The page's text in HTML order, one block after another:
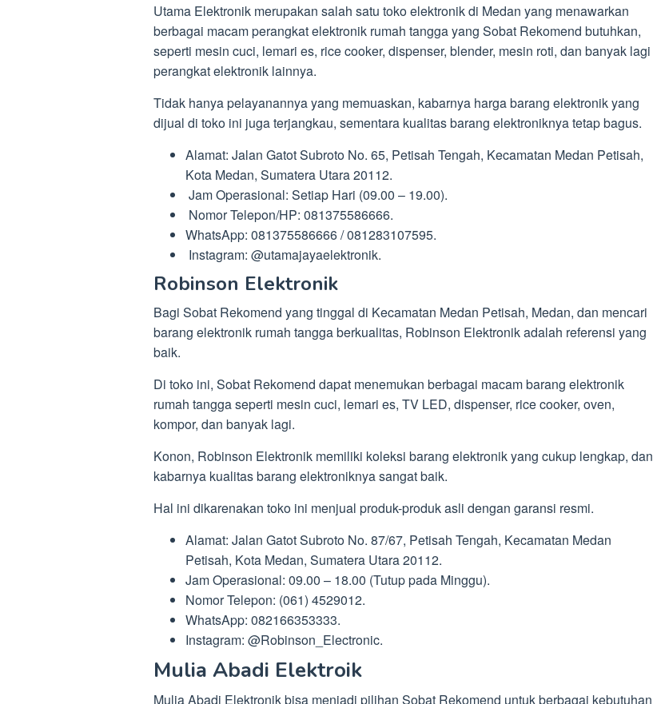
Utama Elektronik merupakan salah satu toko elektronik di Medan yang menawarkan
berbagai macam perangkat elektronik rumah tangga yang Sobat Rekomend butuhkan,
seperti mesin cuci, lemari es, rice cooker, dispenser, blender, mesin roti, dan banyak lagi
perangkat elektronik lainnya.
Tidak hanya pelayanannya yang memuaskan, kabarnya harga barang elektronik yang
dijual di toko ini juga terjangkau, sementara kualitas barang elektroniknya tetap bagus.
Alamat: Jalan Gatot Subroto No. 65, Petisah Tengah, Kecamatan Medan Petisah,
Kota Medan, Sumatera Utara 20112.
Jam Operasional: Setiap Hari (09.00 – 19.00).
Nomor Telepon/HP: 081375586666.
WhatsApp: 081375586666 / 081283107595.
Instagram: @utamajayaelektronik.
Robinson Elektronik
Bagi Sobat Rekomend yang tinggal di Kecamatan Medan Petisah, Medan, dan mencari
barang elektronik rumah tangga berkualitas, Robinson Elektronik adalah referensi yang
baik.
Di toko ini, Sobat Rekomend dapat menemukan berbagai macam barang elektronik
rumah tangga seperti mesin cuci, lemari es, TV LED, dispenser, rice cooker, oven,
kompor, dan banyak lagi.
Konon, Robinson Elektronik memiliki koleksi barang elektronik yang cukup lengkap, dan
kabarnya kualitas barang elektroniknya sangat baik.
Hal ini dikarenakan toko ini menjual produk-produk asli dengan garansi resmi.
Alamat: Jalan Gatot Subroto No. 87/67, Petisah Tengah, Kecamatan Medan
Petisah, Kota Medan, Sumatera Utara 20112.
Jam Operasional: 09.00 – 18.00 (Tutup pada Minggu).
Nomor Telepon: (061) 4529012.
WhatsApp: 082166353333.
Instagram: @Robinson_Electronic.
Mulia Abadi Elektroik
Mulia Abadi Elektronik bisa menjadi pilihan Sobat Rekomend untuk berbagai kebutuhan